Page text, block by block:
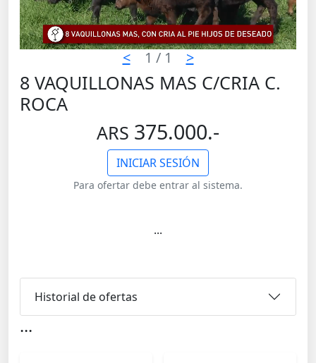
< 1 / 1 >
8 VAQUILLONAS MAS C/CRIA C.
ROCA
ARS 375.000.-
INICIAR SESIÓN
Para ofertar debe entrar al sistema.
...
Historial de ofertas
...